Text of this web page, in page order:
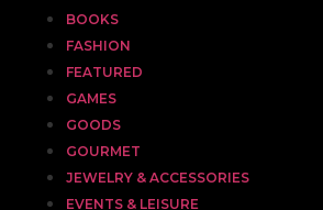
BOOKS
FASHION
FEATURED
GAMES
GOODS
GOURMET
JEWELRY & ACCESSORIES
EVENTS & LEISURE